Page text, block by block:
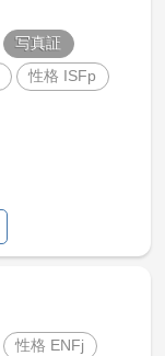
写真証
性格 ISFp
性格 ENFj